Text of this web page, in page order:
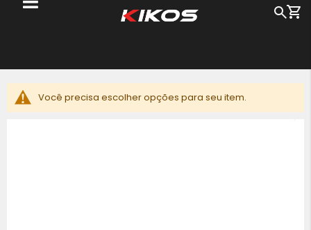
Você precisa escolher opções para seu item.